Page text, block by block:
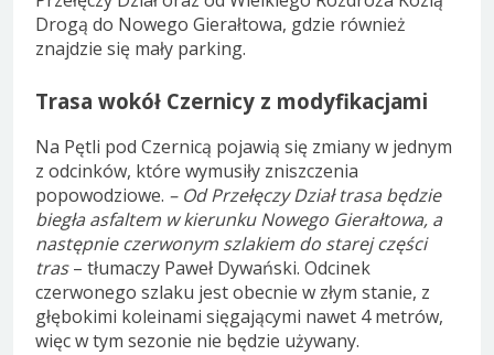
Drogą do Nowego Gierałtowa, gdzie również
znajdzie się mały parking.
Trasa wokół Czernicy z modyfikacjami
Na Pętli pod Czernicą pojawią się zmiany w jednym
z odcinków, które wymusiły zniszczenia
popowodziowe. – Od Przełęczy Dział trasa będzie
biegła asfaltem w kierunku Nowego Gierałtowa, a
następnie czerwonym szlakiem do starej części
tras– tłumaczy Paweł Dywański. Odcinek
czerwonego szlaku jest obecnie w złym stanie, z
głębokimi koleinami sięgającymi nawet 4 metrów,
więc w tym sezonie nie będzie używany.